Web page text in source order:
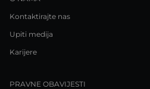
Kontaktirajte nas
Upiti medija
Karijere
PRAVNE OBAVIJESTI